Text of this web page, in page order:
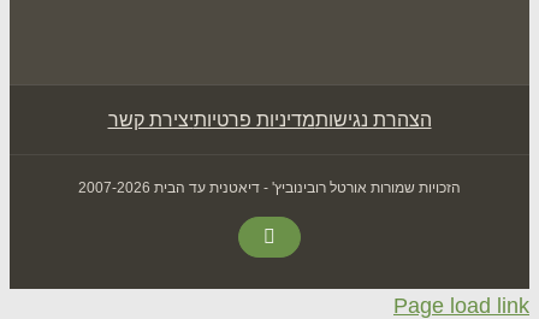
הצהרת נגישותמדיניות פרטיות יצירת קשר
הזכויות שמורות אורטל רובינוביץ' - דיאטנית עד הבית 2007-2026
Facebook
Page